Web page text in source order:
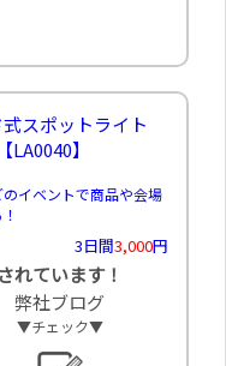
スポットライト
【LA0040】
イベントで商品や会場
3日間3,000円
れています！
弊社ブログ
▼チェック▼